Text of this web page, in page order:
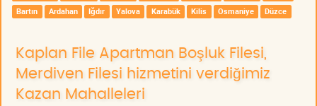
Bartın
Ardahan Iğdır Yalova Karabük Kilis Osmaniye Düzce
Kaplan File Apartman Boşluk Filesi,
Merdiven Filesi hizmetini verdiğimiz
Kazan Mahalleleri